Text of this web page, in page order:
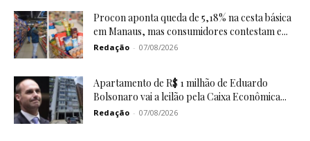
Procon aponta queda de 5,18% na cesta básica
em Manaus, mas consumidores contestam e...
Redação - 07/08/2026
Apartamento de R$ 1 milhão de Eduardo
Bolsonaro vai a leilão pela Caixa Econômica...
Redação - 07/08/2026